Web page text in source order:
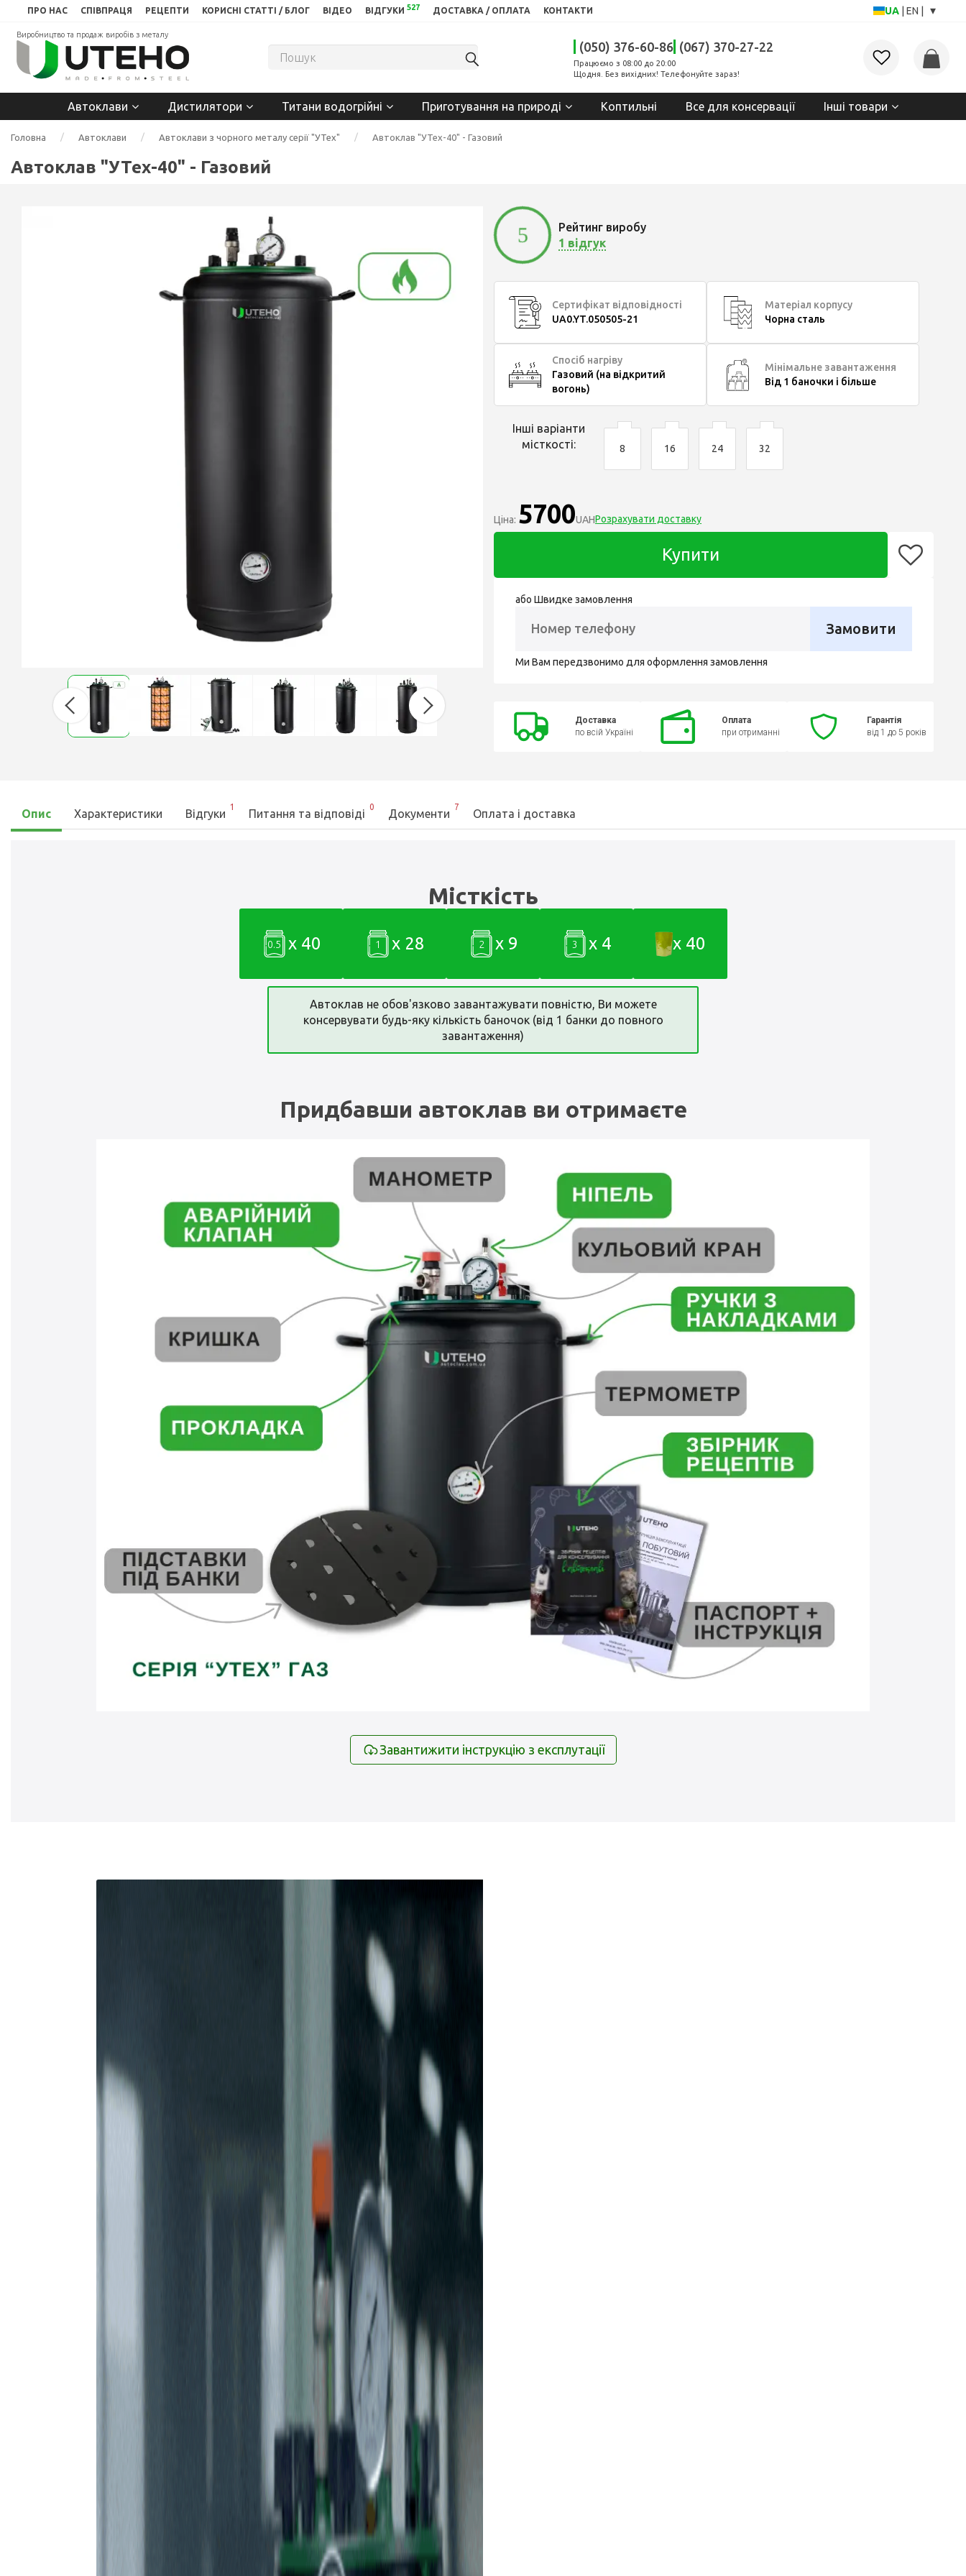
ПРО НАС СПІВПРАЦЯ РЕЦЕПТИ КОРИСНІ СТАТТІ / БЛОГ ВІДЕО ВІДГУКИ 527 ДОСТАВКА / ОПЛАТА КОНТАКТИ UA EN ▾
Виробництво та продаж виробів з металу
(050) 376-60-86 (067) 370-27-22
Працюємо з 08:00 до 20:00
Щодня. Без вихідних! Телефонуйте зараз!
Автоклави Дистилятори Титани водогрійні Приготування на природі Коптильні Все для консервації Інші товари
Головна Автоклави Автоклави з чорного металу серії "УТех" Автоклав "УТех-40" - Газовий
Автоклав "УТех-40" - Газовий
5
Рейтинг виробу
1 відгук
Сертифікат відповідності
UA0.YT.050505-21
Матеріал корпусу
Чорна сталь
Спосіб нагріву
Газовий (на відкритий
вогонь)
Мінімальне завантаження
Від 1 баночки і більше
Інші варіанти
місткості:
8 16 24 32
Ціна: 5700UAHРозрахувати доставку
Купити
або Швидке замовлення
Замовити
Ми Вам передзвонимо для оформлення замовлення
Доставка
по всій Україні
Оплата
при отриманні
Гарантія
від 1 до 5 років
Опис Характеристики Відгуки
1
Питання та відповіді
0
Документи
7
Оплата і доставка
Місткість
0.5 x 40 1 x 28 2 x 9 3 x 4 x 40
Автоклав не обов'язково завантажувати повністю, Ви можете
консервувати будь-яку кількість баночок (від 1 банки до повного
завантаження)
Придбавши автоклав ви отримаєте
Завантижити інструкцію з експлутації